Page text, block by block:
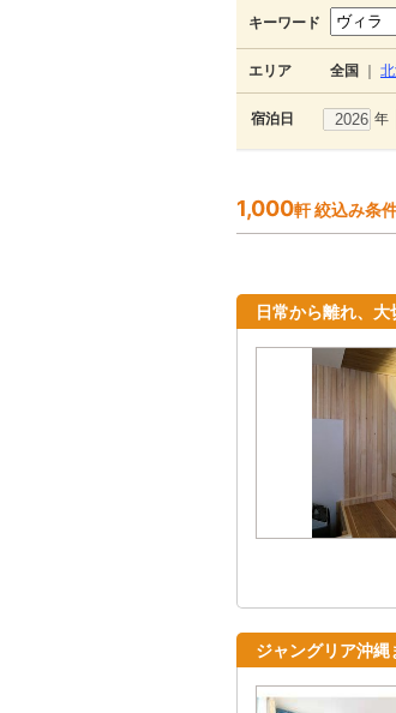
キーワード
エリア 全国
宿泊日 年
1,000軒 絞込み条
日常から離れ、
ジャングリア沖